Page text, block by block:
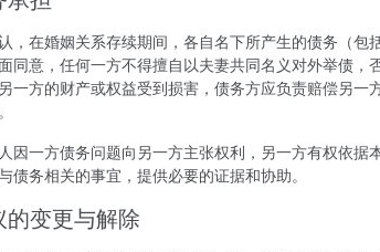
，在婚姻关系存续期间，各自名下所产生的债务（
同意，任何一方不得擅自以夫妻共同名义对外举债
一方的财产或权益受到损害，债务方应负责赔偿另
因一方债务问题向另一方主张权利，另一方有权依
债务相关的事宜，提供必要的证据和协助。
的变更与解除